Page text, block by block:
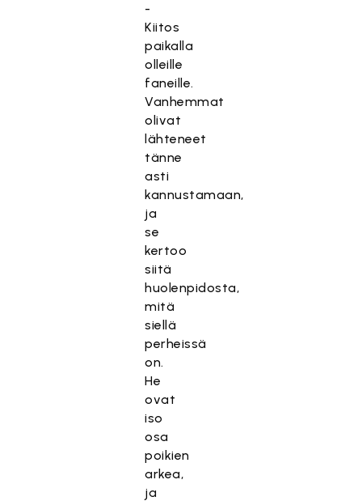
-
Kiitos
paikalla
olleille
faneille.
Vanhemmat
olivat
lähteneet
tänne
asti
kannustamaan,
ja
se
kertoo
siitä
huolenpidosta,
mitä
siellä
perheissä
on.
He
ovat
iso
osa
poikien
arkea,
ja